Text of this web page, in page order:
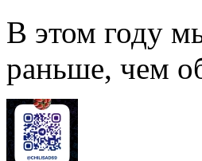
В этом году
раньше, чем